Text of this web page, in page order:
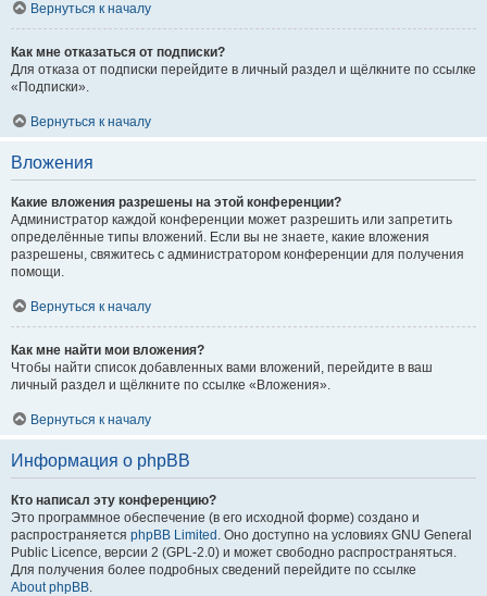
Вернуться к началу
Как мне отказаться от подписки?
Для отказа от подписки перейдите в личный раздел и щёлкните по ссылке
«Подписки».
Вернуться к началу
Вложения
Какие вложения разрешены на этой конференции?
Администратор каждой конференции может разрешить или запретить
определённые типы вложений. Если вы не знаете, какие вложения
разрешены, свяжитесь с администратором конференции для получения
помощи.
Вернуться к началу
Как мне найти мои вложения?
Чтобы найти список добавленных вами вложений, перейдите в ваш
личный раздел и щёлкните по ссылке «Вложения».
Вернуться к началу
Информация о phpBB
Кто написал эту конференцию?
Это программное обеспечение (в его исходной форме) создано и
распространяется phpBB Limited . Оно доступно на условиях GNU General
Public Licence, версии 2 (GPL-2.0) и может свободно распространяться.
Для получения более подробных сведений перейдите по ссылке
About phpBB.